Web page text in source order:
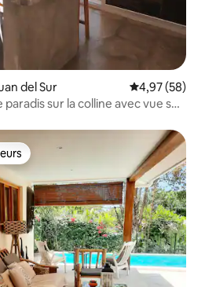
del Sur Évaluation
4,97 (58)
sur la colline avec vue sur
les plus appréciés